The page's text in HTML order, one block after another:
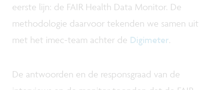
eerste lijn: de FAIR Health Data Monitor. De
methodologie daarvoor tekenden we samen uit
met het imec-team achter de Digimeter.
De antwoorden en de responsgraad van de